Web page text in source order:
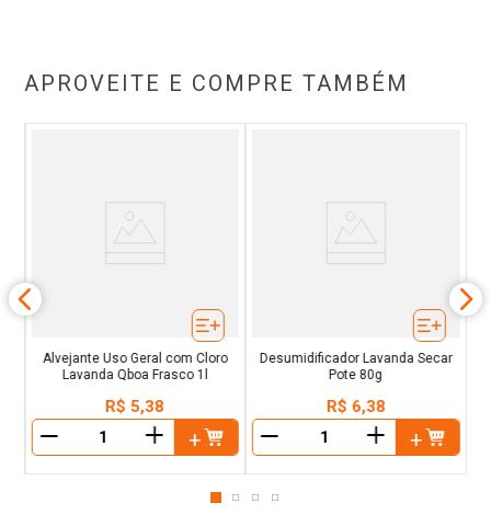
APROVEITE E COMPRE TAMBÉM
Alvejante Uso Geral com Cloro
Lavanda Qboa Frasco 1l
R$ 5,38
＋
Desumidificador Lavanda Secar
Pote 80g
R$ 6,38
＋